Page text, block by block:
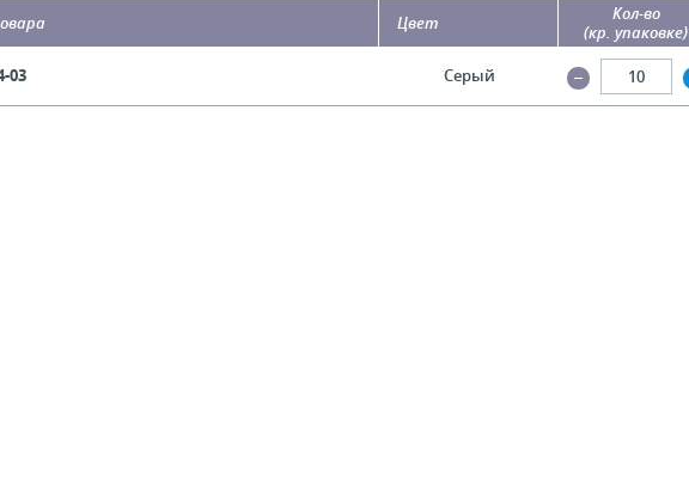
Цвет
Кол-во
(кр. упаковке)
03 Серый